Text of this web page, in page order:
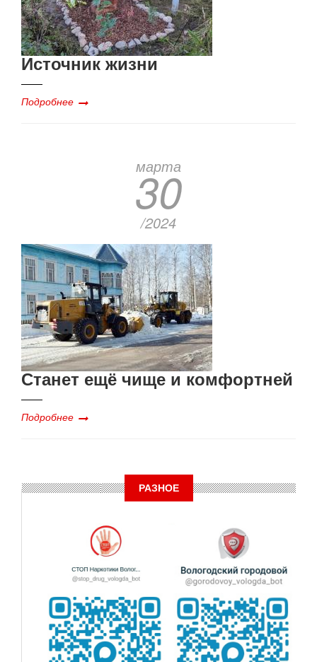
Источник жизни
Подробнее
марта
30
/2024
Станет ещё чище и комфортней
Подробнее
РАЗНОЕ